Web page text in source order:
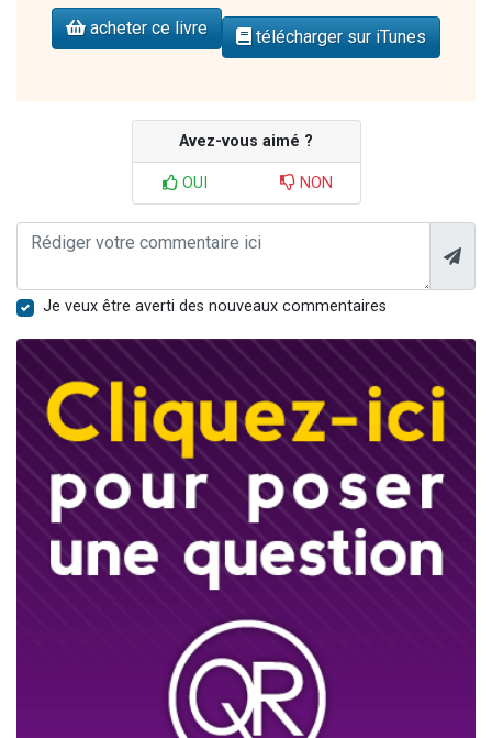
acheter ce livre télécharger sur iTunes
Avez-vous aimé ?
OUI NON
Je veux être averti des nouveaux commentaires